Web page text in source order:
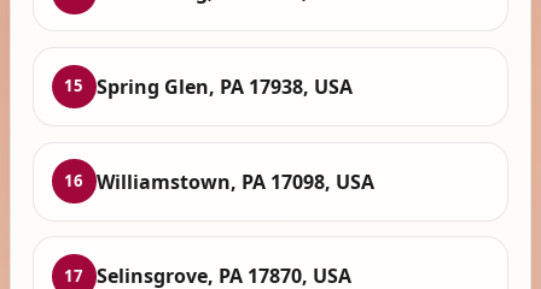
15 Spring Glen, PA 17938, USA
16 Williamstown, PA 17098, USA
17 Selinsgrove, PA 17870, USA